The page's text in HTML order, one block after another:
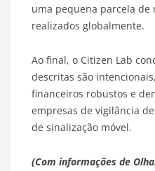
uma pequena parcela de
realizados globalmente.
Ao final, o Citizen Lab
descritas são
financeiros robustos e
empresas de vigilância
de sinalização móvel.
(Com informações de